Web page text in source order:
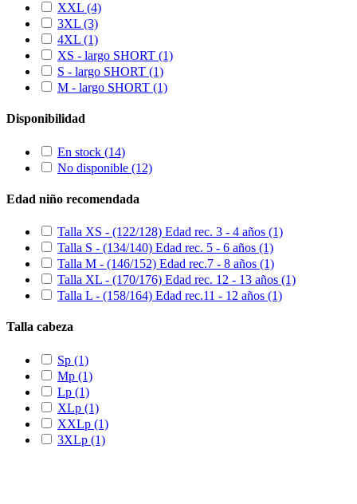
XXL (4)
3XL (3)
4XL (1)
XS - largo SHORT (1)
S - largo SHORT (1)
M - largo SHORT (1)
Disponibilidad
En stock (14)
No disponible (12)
Edad niño recomendada
Talla XS - (122/128) Edad rec. 3 - 4 años (1)
Talla S - (134/140) Edad rec. 5 - 6 años (1)
Talla M - (146/152) Edad rec.7 - 8 años (1)
Talla XL - (170/176) Edad rec. 12 - 13 años (1)
Talla L - (158/164) Edad rec.11 - 12 años (1)
Talla cabeza
Sp (1)
Mp (1)
Lp (1)
XLp (1)
XXLp (1)
3XLp (1)